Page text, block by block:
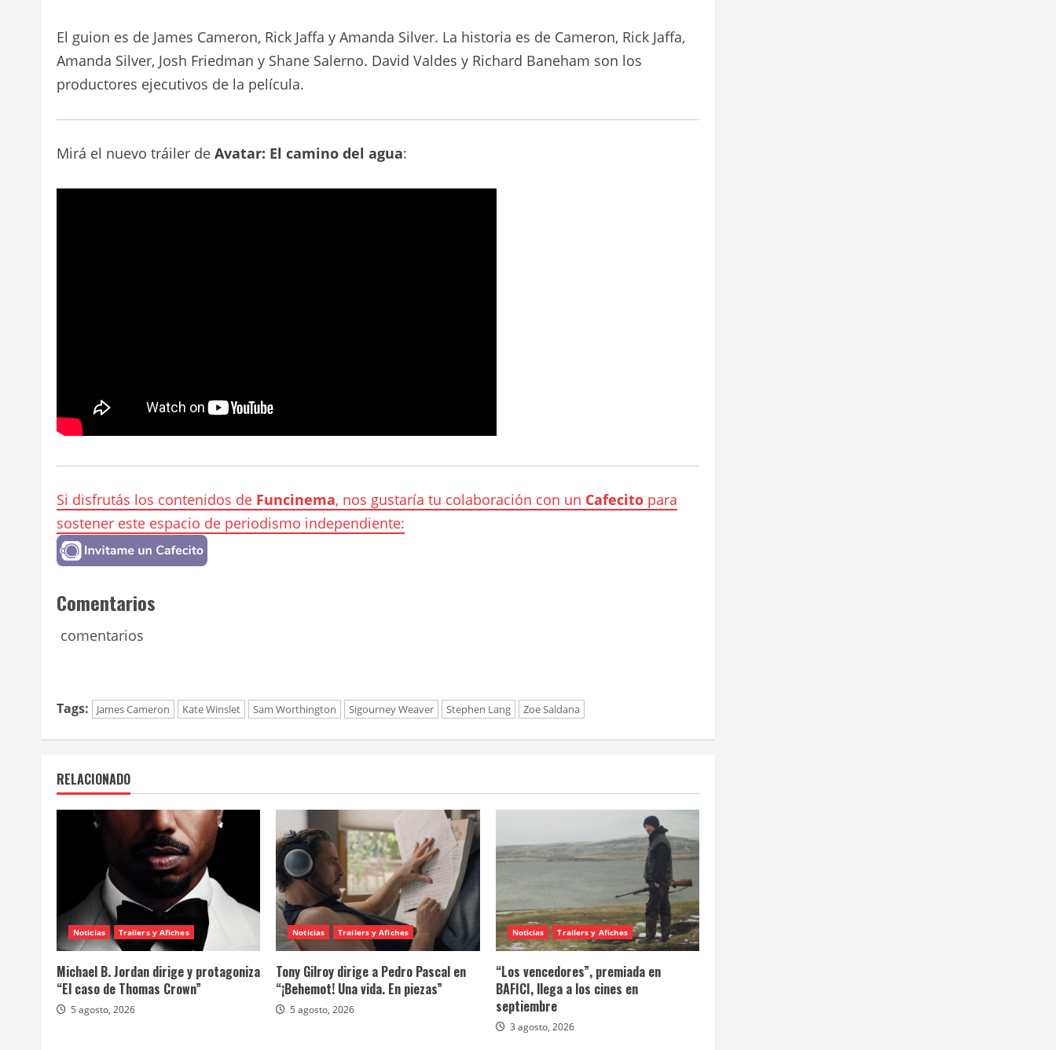
El guion es de James Cameron, Rick Jaffa y Amanda Silver. La historia es de Cameron, Rick Jaffa,
Amanda Silver, Josh Friedman y Shane Salerno. David Valdes y Richard Baneham son los
productores ejecutivos de la película.
Mirá el nuevo tráiler de Avatar: El camino del agua:
Si disfrutás los contenidos de Funcinema, nos gustaría tu colaboración con un Cafecito para
sostener este espacio de periodismo independiente:
Comentarios
comentarios
Tags: James Cameron Kate Winslet Sam Worthington Sigourney Weaver Stephen Lang Zoe Saldana
RELACIONADO
Noticias Trailers y Afiches
Michael B. Jordan dirige y protagoniza
“El caso de Thomas Crown”
5 agosto, 2026
Noticias Trailers y Afiches
Tony Gilroy dirige a Pedro Pascal en
“¡Behemot! Una vida. En piezas”
5 agosto, 2026
Noticias Trailers y Afiches
“Los vencedores”, premiada en
BAFICI, llega a los cines en
septiembre
3 agosto, 2026